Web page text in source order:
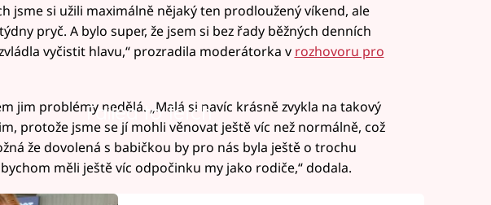
jsme si užili maximálně nějaký ten prodloužený víkend, ale
pryč. A bylo super, že jsem si bez řady běžných denních
vyčistit hlavu,“ prozradila moderátorka v rozhovoru pro
Failed to fetch
jim problémy nedělá. „Malá si navíc krásně zvykla na takový
protože jsme se jí mohli věnovat ještě víc než normálně, což
že dovolená s babičkou by pro nás byla ještě o trochu
měli ještě víc odpočinku my jako rodiče,“ dodala.